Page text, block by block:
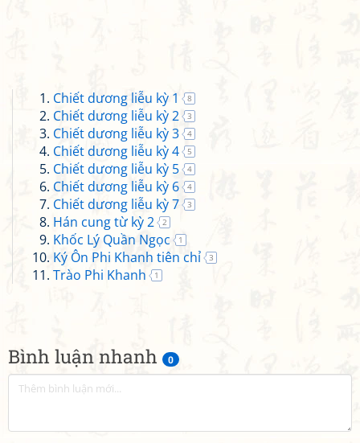
Bình luận nhanh 0
Chiết dương liễu kỳ 1 8
Chiết dương liễu kỳ 2 3
Chiết dương liễu kỳ 3 4
Chiết dương liễu kỳ 4 5
Chiết dương liễu kỳ 5 4
Chiết dương liễu kỳ 6 4
Chiết dương liễu kỳ 7 3
Hán cung từ kỳ 2 2
Khốc Lý Quần Ngọc 1
Ký Ôn Phi Khanh tiên chỉ 3
Trào Phi Khanh 1